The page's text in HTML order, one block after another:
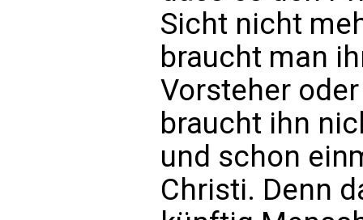
Sicht nicht
braucht man
Vorsteher
braucht ihn
und schon
Christi. Denn